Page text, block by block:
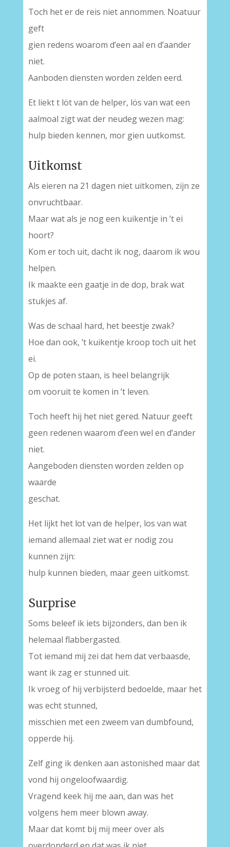
Toch het er de reis niet annommen. Noatuur
geft
gien redens woarom d’een aal en d’aander
niet.
Aanboden diensten worden zelden eerd.
Et liekt t löt van de helper, lös van wat een
aalmoal zigt wat der neudeg wezen mag:
hulp bieden kennen, mor gien uutkomst.
Uitkomst
Als eieren na 21 dagen niet uitkomen, zijn ze
onvruchtbaar.
Maar wat als je nog een kuikentje in ’t ei
hoort?
Kom er toch uit, dacht ik nog, daarom ik wou
helpen.
Ik maakte een gaatje in de dop, brak wat
stukjes af.
Was de schaal hard, het beestje zwak?
Hoe dan ook, ’t kuikentje kroop toch uit het
ei.
Op de poten staan, is heel belangrijk
om vooruit te komen in ’t leven.
Toch heeft hij het niet gered. Natuur geeft
geen redenen waarom d’een wel en d’ander
niet.
Aangeboden diensten worden zelden op
waarde
geschat.
Het lijkt het lot van de helper, los van wat
iemand allemaal ziet wat er nodig zou
kunnen zijn:
hulp kunnen bieden, maar geen uitkomst.
Surprise
Soms beleef ik iets bijzonders, dan ben ik
helemaal flabbergasted.
Tot iemand mij zei dat hem dat verbaasde,
want ik zag er stunned uit.
Ik vroeg of hij verbijsterd bedoelde, maar het
was echt stunned,
misschien met een zweem van dumbfound,
opperde hij.
Zelf ging ik denken aan astonished maar dat
vond hij ongeloofwaardig.
Vragend keek hij me aan, dan was het
volgens hem meer blown away.
Maar dat komt bij mij meer over als